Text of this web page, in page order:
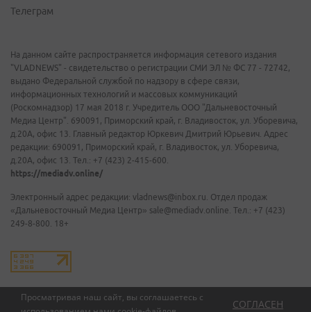
Просматривая наш сайт, вы соглашаетесь с
СОГЛАСЕН
Телеграм
На данном сайте распространяется информация сетевого издания
"VLADNEWS" - свидетельство о регистрации СМИ ЭЛ № ФС 77 - 72742,
выдано Федеральной службой по надзору в сфере связи,
информационных технологий и массовых коммуникаций
(Роскомнадзор) 17 мая 2018 г. Учредитель ООО "Дальневосточный
Медиа Центр". 690091, Приморский край, г. Владивосток, ул. Уборевича,
д.20А, офис 13. Главный редактор Юркевич Дмитрий Юрьевич. Адрес
редакции: 690091, Приморский край, г. Владивосток, ул. Уборевича,
д.20А, офис 13. Тел.: +7 (423) 2-415-600.
https://mediadv.online/
Электронный адрес редакции: vladnews@inbox.ru. Отдел продаж
«Дальневосточный Медиа Центр» sale@mediadv.online. Тел.: +7 (423)
249-8-800. 18+